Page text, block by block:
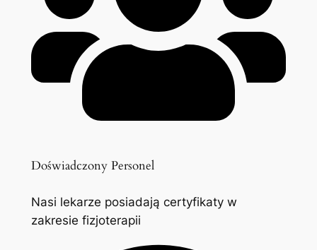
Doświadczony Personel
Nasi lekarze posiadają certyfikaty w
zakresie fizjoterapii